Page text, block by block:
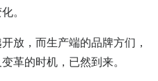
。
放，而生产端的品牌方们，
革的时机，已然到来。‍‍